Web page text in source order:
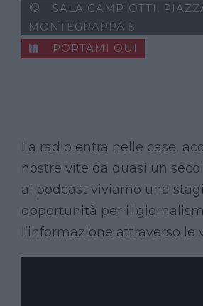
SALA CAMPIOTTI,
MONTEGRAPPA 5
PORTAMI QUI
La radio entra nelle case,
nostre vite da quasi un
ai podcast viviamo una
opportunità per il
l’informazione attraverso le